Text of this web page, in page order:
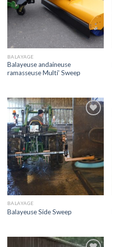
BALAYAGE
Balayeuse andaineuse
ramasseuse Multi’ Sweep
à la liste
de
souhaits
BALAYAGE
Balayeuse Side Sweep